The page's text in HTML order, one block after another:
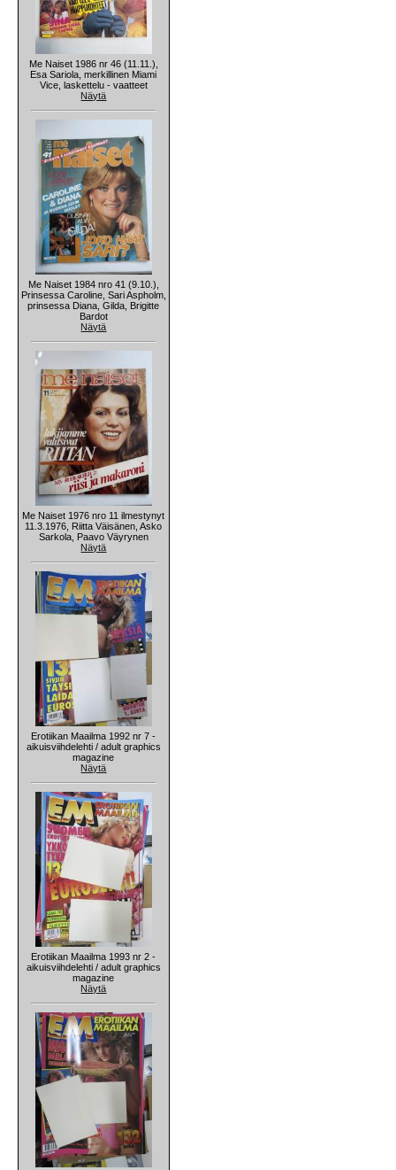
Me Naiset 1986 nr 46 (11.11.),
Esa Sariola, merkillinen Miami
Vice, laskettelu - vaatteet
Näytä
Me Naiset 1984 nro 41 (9.10.),
Prinsessa Caroline, Sari Aspholm,
prinsessa Diana, Gilda, Brigitte
Bardot
Näytä
Me Naiset 1976 nro 11 ilmestynyt
11.3.1976, Riitta Väisänen, Asko
Sarkola, Paavo Väyrynen
Näytä
Erotiikan Maailma 1992 nr 7 -
aikuisviihdelehti / adult graphics
magazine
Näytä
Erotiikan Maailma 1993 nr 2 -
aikuisviihdelehti / adult graphics
magazine
Näytä